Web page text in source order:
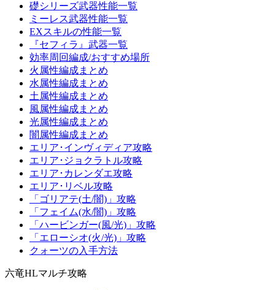
礎シリーズ武器性能一覧
ミーレス武器性能一覧
EXスキルの性能一覧
『セフィラ』武器一覧
効率周回編成/おすすめ場所
火属性編成まとめ
水属性編成まとめ
土属性編成まとめ
風属性編成まとめ
光属性編成まとめ
闇属性編成まとめ
エリア･インヴィディア攻略
エリア･ジョクラトル攻略
エリア･カレンダエ攻略
エリア･リベル攻略
「ゴリアテ(土/闇)」攻略
「フェイム(水/闇)」攻略
「ハービンガー(風/光)」攻略
「エローシオ(火/光)」攻略
クォーツの入手方法
六竜HLマルチ攻略